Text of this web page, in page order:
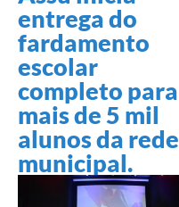
entrega do
fardamento
escolar
completo para
mais de 5 mil
alunos da rede
municipal.